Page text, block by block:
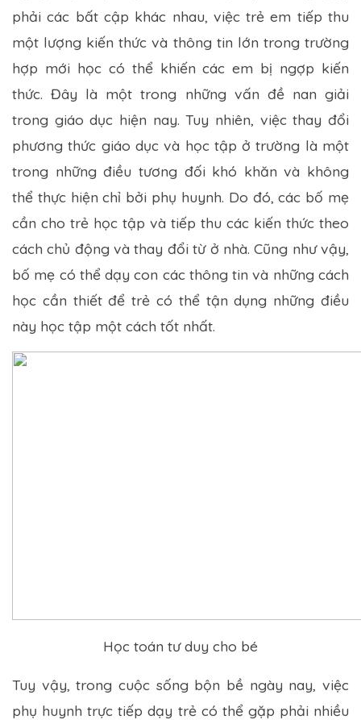
phải các bất cập khác nhau, việc trẻ em tiếp thu
một lượng kiến thức và thông tin lớn trong trường
hợp mới học có thể khiến các em bị ngợp kiến
thức. Đây là một trong những vấn đề nan giải
trong giáo dục hiện nay. Tuy nhiên, việc thay đổi
phương thức giáo dục và học tập ở trường là một
trong những điều tương đối khó khăn và không
thể thực hiện chỉ bởi phụ huynh. Do đó, các bố mẹ
cần cho trẻ học tập và tiếp thu các kiến thức theo
cách chủ động và thay đổi từ ở nhà. Cũng như vậy,
bố mẹ có thể dạy con các thông tin và những cách
học cần thiết để trẻ có thể tận dụng những điều
này học tập một cách tốt nhất.
Học toán tư duy cho bé
Tuy vậy, trong cuộc sống bộn bề ngày nay, việc
phụ huynh trực tiếp dạy trẻ có thể gặp phải nhiều